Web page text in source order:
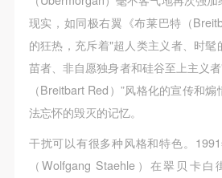
现实，如同极右翼《布莱巴特（
的狂热，充斥着"超人类主义者、时髦
苗者、非自愿独身者和硅谷至上主义
（Breitbart Red）”风格化的宣传和
法忘怀的毁灭的记忆。
干扰可以有很多种风格和特色。
（Wolfgang Staehle）在翠贝卡